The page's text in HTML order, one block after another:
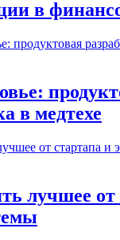
в
в медтехе
лучшее от